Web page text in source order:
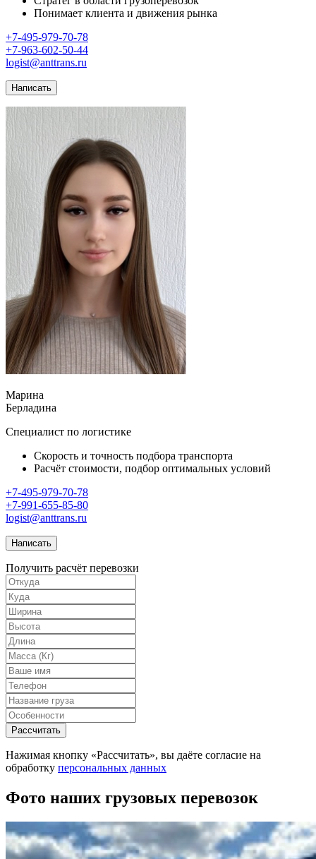
Понимает клиента и движения рынка
+7-495-979-70-78
+7-963-602-50-44
logist@anttrans.ru
Написать
Марина
Берладина
Специалист по логистике
Скорость и точность подбора транспорта
Расчёт стоимости, подбор оптимальных условий
+7-495-979-70-78
+7-991-655-85-80
logist@anttrans.ru
Написать
Получить расчёт перевозки
Рассчитать
Нажимая кнопку «Рассчитать», вы даёте согласие на
обработку персональных данных
Фото наших грузовых перевозок